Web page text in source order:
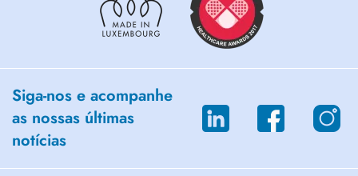
Siga-nos e acompanhe
as nossas últimas
notícias